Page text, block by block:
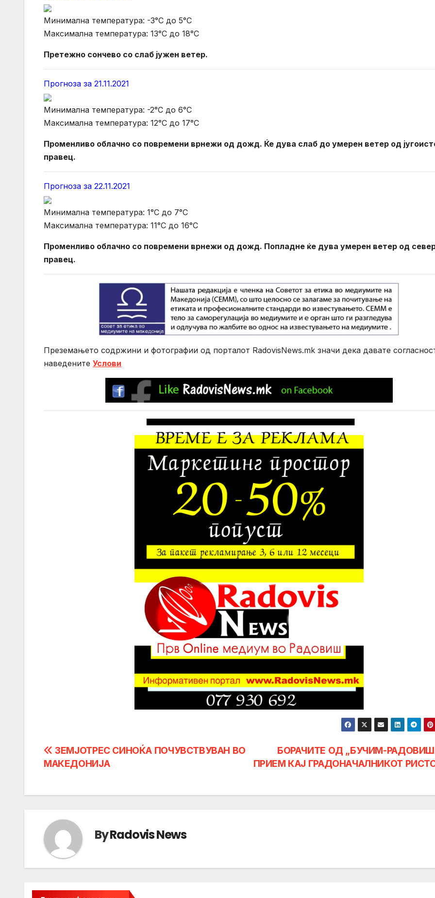
Минимална температура: -3°C до 5°C
Максимална температура: 13°C до 18°C
Претежно сончево со слаб јужен ветер.
Прогноза за 21.11.2021
Минимална температура: -2°C до 6°C
Максимална температура: 12°C до 17°C
Променливо облачно со повремени врнежи од дожд. Ќе дува слаб до умерен ветер од
правец.
Прогноза за 22.11.2021
Минимална температура: 1°C до 7°C
Максимална температура: 11°C до 16°C
Променливо облачно со повремени врнежи од дожд. Попладне ќе дува умерен ветер од
правец.
Преземањето содржини и фотографии од порталот RadovisNews.mk значи дека давате
нaведените Услови
Post
navigation
БОРАЧИТЕ ОД „БУЧИМ-
ПРИЕМ КАЈ ГРАДОНАЧАЛНИКОТ
ЗЕМЈОТРЕС СИНОЌА ПОЧУВСТВУВАН ВО
МАКЕДОНИЈА
ByRadovis News